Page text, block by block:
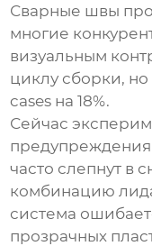
Сварные швы
многие
визуальным
циклу сборки,
cases на 18%.
Сейчас
часто слепнут в
комбинацию
система
прозрачных